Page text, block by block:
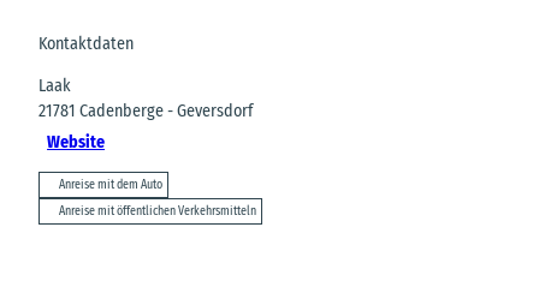
Kontaktdaten
Laak
21781 Cadenberge- Geversdorf
Website
Anreise mit dem Auto
Anreise mit öffentlichen Verkehrsmitteln